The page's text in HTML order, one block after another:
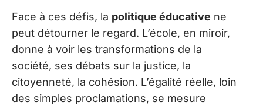
Face à ces défis, la politique éducative ne
peut détourner le regard. L’école, en miroir,
donne à voir les transformations de la
société, ses débats sur la justice, la
citoyenneté, la cohésion. L’égalité réelle, loin
des simples proclamations, se mesure